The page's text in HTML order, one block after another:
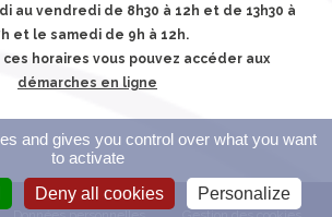
au vendredi de 8h30 à 12h et de 13h30 à
et le samedi de 9h à 12h.
horaires vous pouvez accéder aux
démarches en ligne
and gives you control over what you want
to activate
Deny all cookies
Personalize